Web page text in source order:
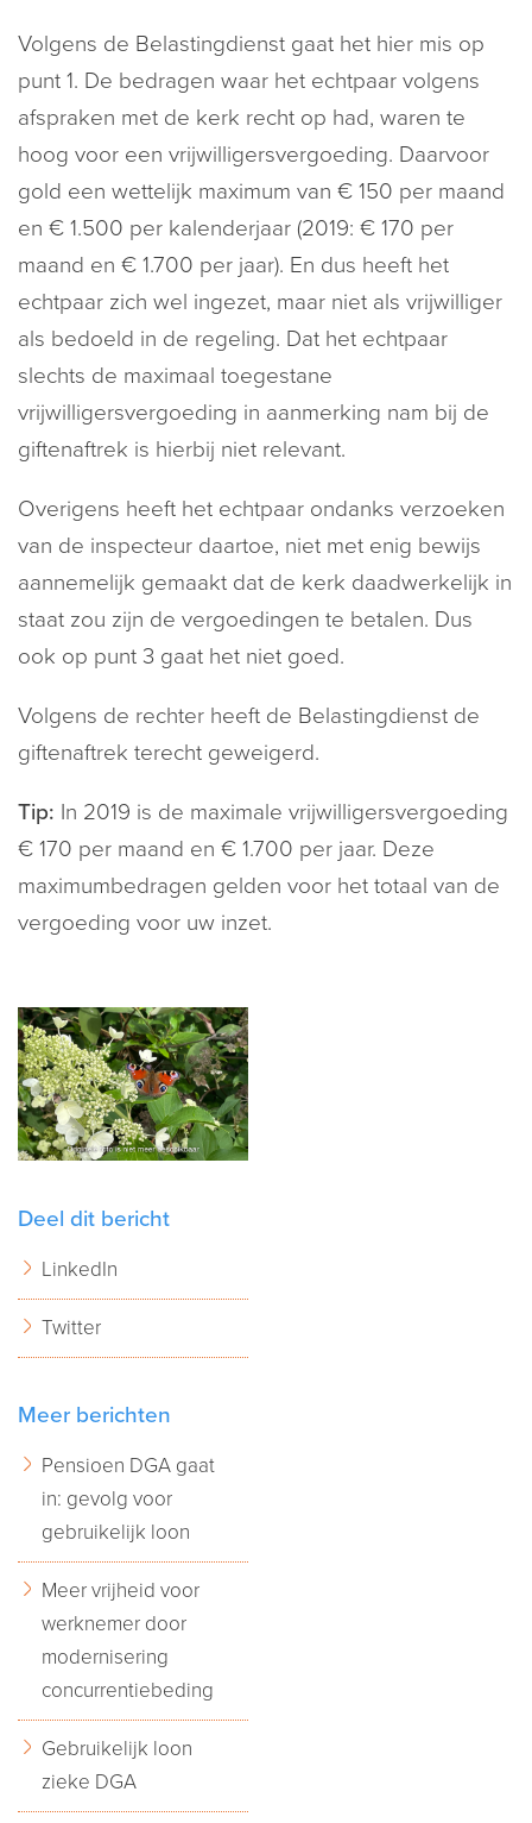
Volgens de Belastingdienst gaat het hier mis op
punt 1. De bedragen waar het echtpaar volgens
afspraken met de kerk recht op had, waren te
hoog voor een vrijwilligersvergoeding. Daarvoor
gold een wettelijk maximum van € 150 per maand
en € 1.500 per kalenderjaar (2019: € 170 per
maand en € 1.700 per jaar). En dus heeft het
echtpaar zich wel ingezet, maar niet als vrijwilliger
als bedoeld in de regeling. Dat het echtpaar
slechts de maximaal toegestane
vrijwilligersvergoeding in aanmerking nam bij de
giftenaftrek is hierbij niet relevant.
Overigens heeft het echtpaar ondanks verzoeken
van de inspecteur daartoe, niet met enig bewijs
aannemelijk gemaakt dat de kerk daadwerkelijk in
staat zou zijn de vergoedingen te betalen. Dus
ook op punt 3 gaat het niet goed.
Volgens de rechter heeft de Belastingdienst de
giftenaftrek terecht geweigerd.
Tip: In 2019 is de maximale vrijwilligersvergoeding
€ 170 per maand en € 1.700 per jaar. Deze
maximumbedragen gelden voor het totaal van de
vergoeding voor uw inzet.
Deel dit bericht
LinkedIn
Twitter
Meer berichten
Pensioen DGA gaat
in: gevolg voor
gebruikelijk loon
Meer vrijheid voor
werknemer door
modernisering
concurrentiebeding
Gebruikelijk loon
zieke DGA